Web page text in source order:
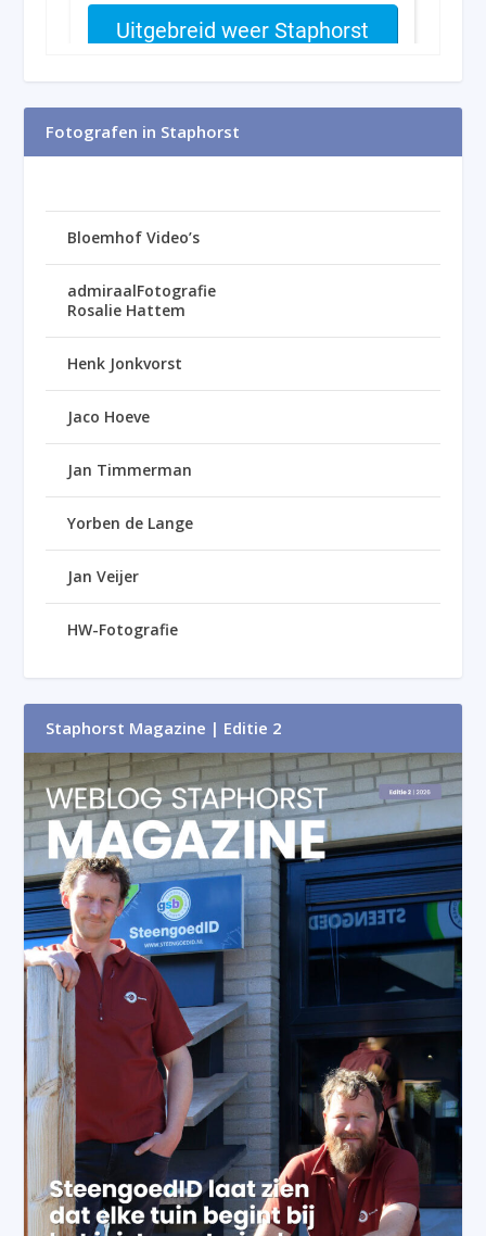
Fotografen in Staphorst
Bloemhof Video’s
admiraalFotografie
Rosalie Hattem
Henk Jonkvorst
Jaco Hoeve
Jan Timmerman
Yorben de Lange
Jan Veijer
HW-Fotografie
Staphorst Magazine | Editie 2